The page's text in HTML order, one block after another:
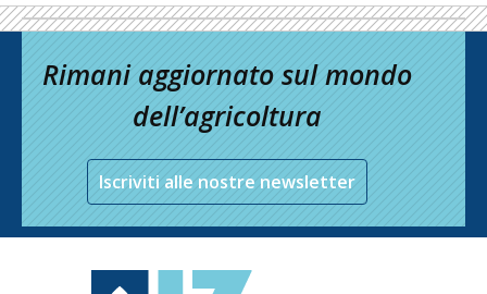
Rimani aggiornato sul mondo
dell’agricoltura
Iscriviti alle nostre newsletter